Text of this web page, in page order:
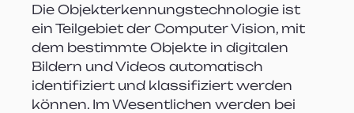
Die Objekterkennungstechnologie ist
ein Teilgebiet der Computer Vision, mit
dem bestimmte Objekte in digitalen
Bildern und Videos automatisch
identifiziert und klassifiziert werden
können. Im Wesentlichen werden bei